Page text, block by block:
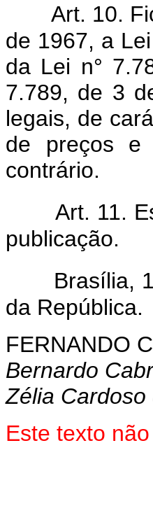
Art. 10.
de 1967, a
da Lei n°
7.789, de 3
legais, de
de preços e
contrário.
Art. 11.
publicação.
Brasília,
da República.
FERNANDO
Bernardo
Zélia Cardoso
Este texto